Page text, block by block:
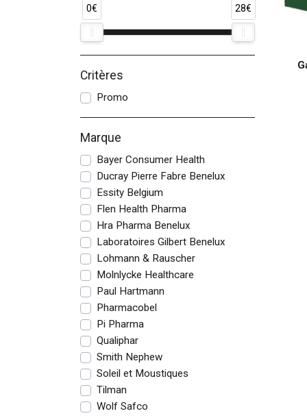
0€ 28€
Critères
Promo
Marque
Bayer Consumer Health
Ducray Pierre Fabre Benelux
Essity Belgium
Flen Health Pharma
Hra Pharma Benelux
Laboratoires Gilbert Benelux
Lohmann & Rauscher
Molnlycke Healthcare
Paul Hartmann
Pharmacobel
Pi Pharma
Qualiphar
Smith Nephew
Soleil et Moustiques
Tilman
Wolf Safco